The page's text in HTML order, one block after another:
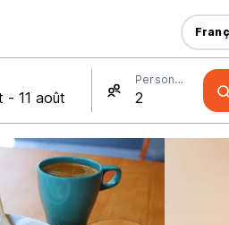
Personnes